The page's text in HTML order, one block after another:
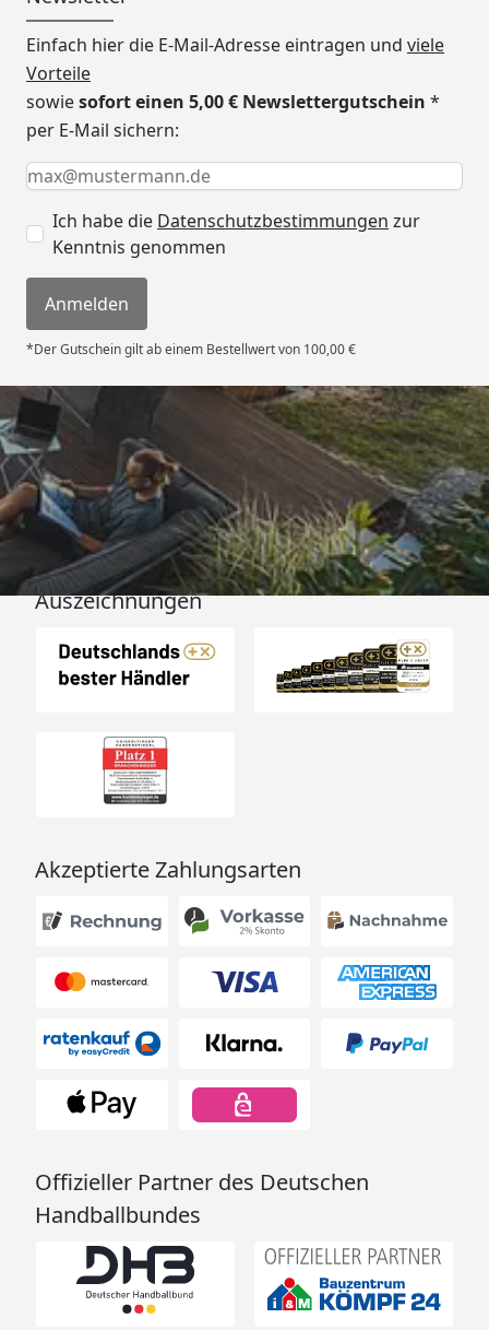
Einfach hier die E-Mail-Adresse eintragen und viele
Vorteile
sowiesofort einen 5,00 € Newslettergutschein *
per E-Mail sichern:
Keine Eingabe erforderlich
Eingabe erforderlich
E-Mail *
Ich habe die Datenschutzbestimmungen zur
Kenntnis genommen
Anmelden
*Der Gutschein gilt ab einem Bestellwert von 100,00 €
Versand
Auszeichnungen
Akzeptierte Zahlungsarten
Offizieller Partner des Deutschen
Handballbundes